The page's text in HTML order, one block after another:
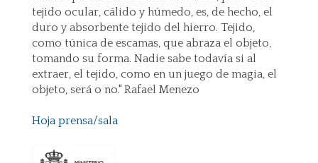
tejido ocular, cálido y húmedo, es, de hecho, el
duro y absorbente tejido del hierro. Tejido,
como túnica de escamas, que abraza el objeto,
tomando su forma. Nadie sabe todavía si al
extraer, el tejido, como en un juego de magia, el
objeto, será o no." Rafael Menezo
Hoja prensa/sala